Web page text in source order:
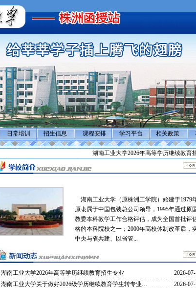
日常培训 招生信息 课程安排 学习平台 相关政策
湖南工业大学2026年高等学历继续教育招
湖南工业大学（原株洲工学院）始建于1979
原隶属于中国包装总公司领导，1995年通过原
教委本科教学工作合格评估，成为全国首批评
格的本科院校之一；2000年高校体制改革后，
中央与省共建、以省管...
湖南工业大学2026年高等学历继续教育招生专业
2026-
湖南工业大学关于做好2026级学历继续教育学生转专业…
2026-